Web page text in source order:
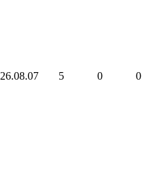
26.08.07 5 0 0